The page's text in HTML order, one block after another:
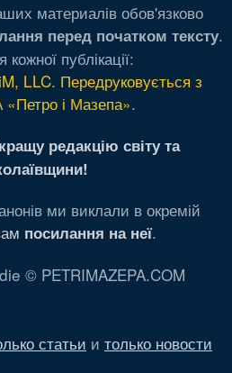
материалів обов'язково
перед початком тексту.
публікації:
LLC. Передруковується з
«Петро і Мазепа».
редакцію світу та
ми виклали в окремій
посилання на неї.
© PETRIMAZEPA.COM
статьи и только новости